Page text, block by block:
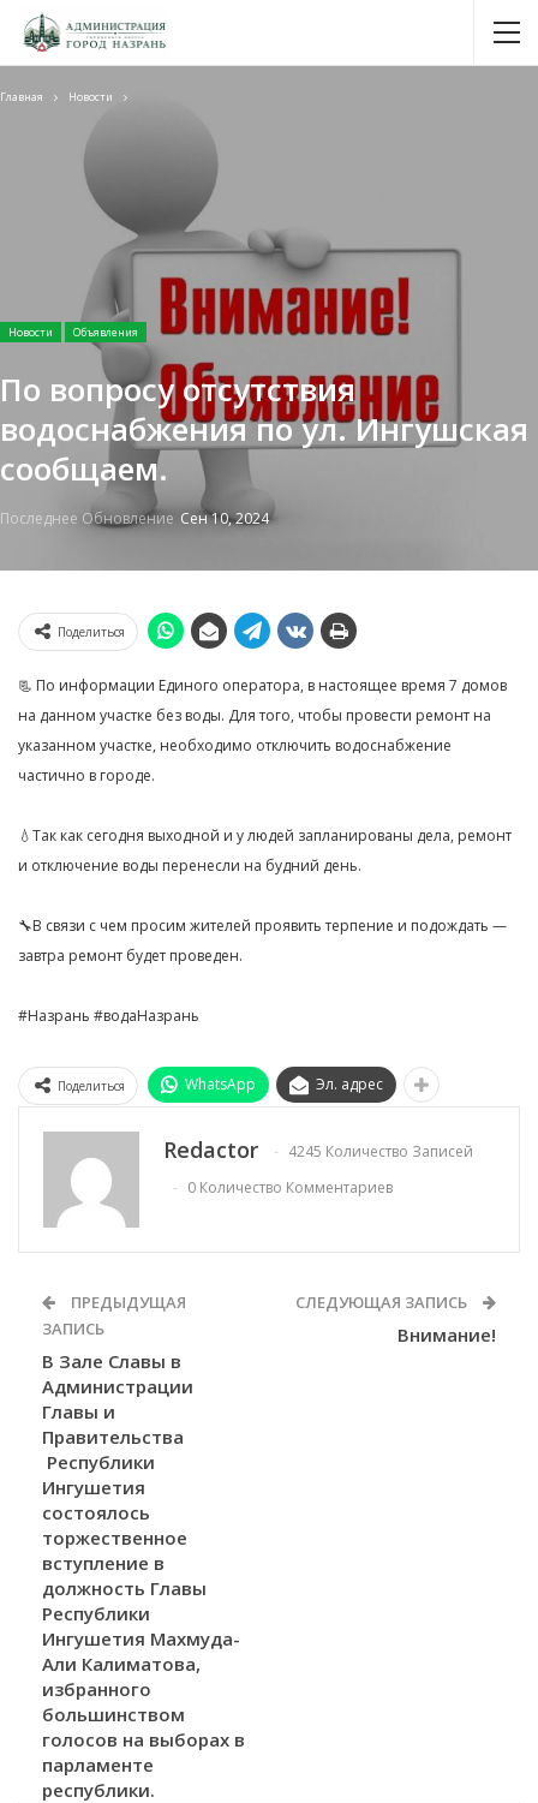
Главная Новости
Новости Объявления
По вопросу отсутствия
водоснабжения по ул. Ингушская
сообщаем.
Последнее Обновление Сен 10, 2024
Поделиться
📃 По информации Единого оператора, в настоящее время 7 домов
на данном участке без воды. Для того, чтобы провести ремонт на
указанном участке, необходимо отключить водоснабжение
частично в городе.
💧Так как сегодня выходной и у людей запланированы дела, ремонт
и отключение воды перенесли на будний день.
🔧В связи с чем просим жителей проявить терпение и подождать —
завтра ремонт будет проведен.
#Назрань #водаНазрань
Поделиться WhatsApp Эл. адрес
Redactor
4245 Количество Записей
0 Количество Комментариев
ПРЕДЫДУЩАЯ
ЗАПИСЬ
В Зале Славы в
Администрации
Главы и
Правительства
Республики
Ингушетия
состоялось
торжественное
вступление в
должность Главы
Республики
Ингушетия Махмуда-
Али Калиматова,
избранного
большинством
голосов на выборах в
парламенте
республики.
СЛЕДУЮЩАЯ ЗАПИСЬ
Внимание!